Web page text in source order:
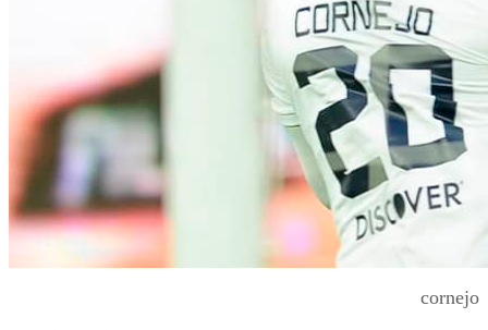
cornejo